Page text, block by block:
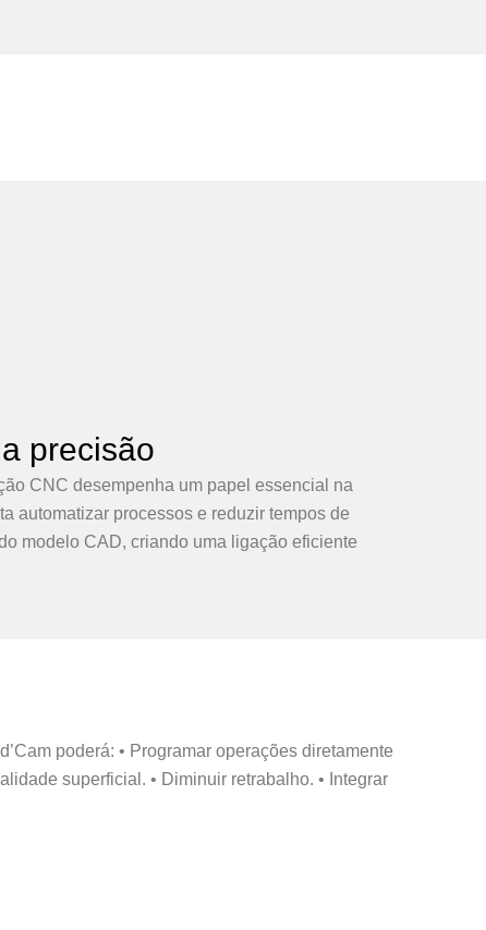
precisão
CNC desempenha um papel essencial na
automatizar processos e reduzir tempos de
modelo CAD, criando uma ligação eficiente
poderá: • Programar operações diretamente
superficial. • Diminuir retrabalho. • Integrar